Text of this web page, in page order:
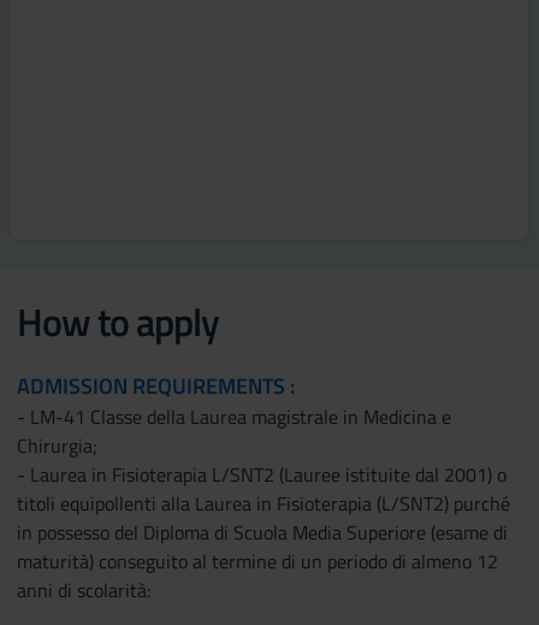
How to apply
ADMISSION REQUIREMENTS :
- LM-41 Classe della Laurea magistrale in Medicina e
Chirurgia;
- Laurea in Fisioterapia L/SNT2 (Lauree istituite dal 2001) o
titoli equipollenti alla Laurea in Fisioterapia (L/SNT2) purché
in possesso del Diploma di Scuola Media Superiore (esame di
maturità) conseguito al termine di un periodo di almeno 12
anni di scolarità: